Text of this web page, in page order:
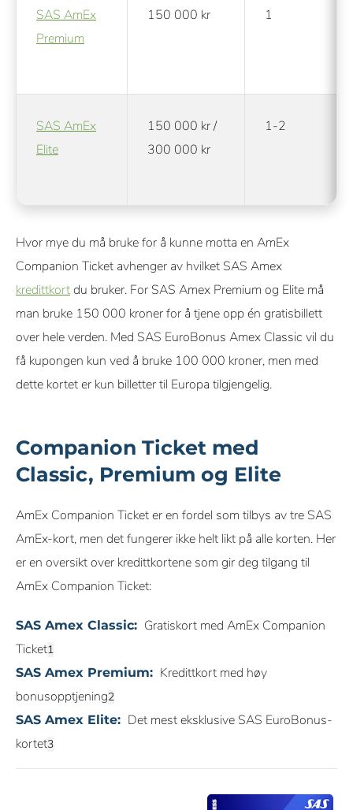
SAS AmEx
Premium
150 000 kr 1
SAS AmEx
Elite
150 000 kr /
300 000 kr
1-2
Hvor mye du må bruke for å kunne motta en AmEx
Companion Ticket avhenger av hvilket SAS Amex
kredittkortdu bruker. For SAS Amex Premium og Elite må
man bruke 150 000 kroner for å tjene opp én gratisbillett
over hele verden. Med SAS EuroBonus Amex Classic vil du
få kupongen kun ved å bruke 100 000 kroner, men med
dette kortet er kun billetter til Europa tilgjengelig.
Companion Ticket med
Classic, Premium og Elite
AmEx Companion Ticket er en fordel som tilbys av tre SAS
AmEx-kort, men det fungerer ikke helt likt på alle korten. Her
er en oversikt over kredittkortene som gir deg tilgang til
AmEx Companion Ticket:
SAS Amex Classic: Gratiskort med AmEx Companion
Ticket
SAS Amex Premium: Kredittkort med høy
bonusopptjening
SAS Amex Elite: Det mest eksklusive SAS EuroBonus-
kortet